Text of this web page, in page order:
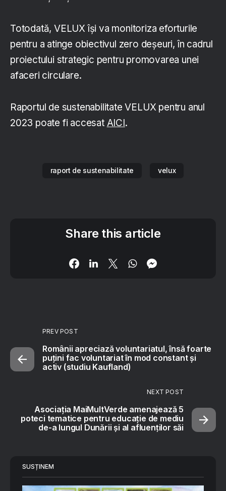
Totodată, VELUX își va monitoriza eforturile
pentru a atinge obiectivul zero deșeuri, în cadrul
proiectului strategic pentru promovarea unei
afaceri circulare.
Raportul de sustenabilitate VELUX pentru anul
2023 poate fi accesat AICI.
raport de sustenabilitate velux
Share this article
PREV POST
Românii apreciază voluntariatul, însă foarte
puțini fac voluntariat în mod constant și
activ (studiu Kaufland)
NEXT POST
Asociația MaiMultVerde amenajează 5
poteci tematice pentru educație de mediu
de-a lungul Dunării și al afluenților săi
SUSȚINEM